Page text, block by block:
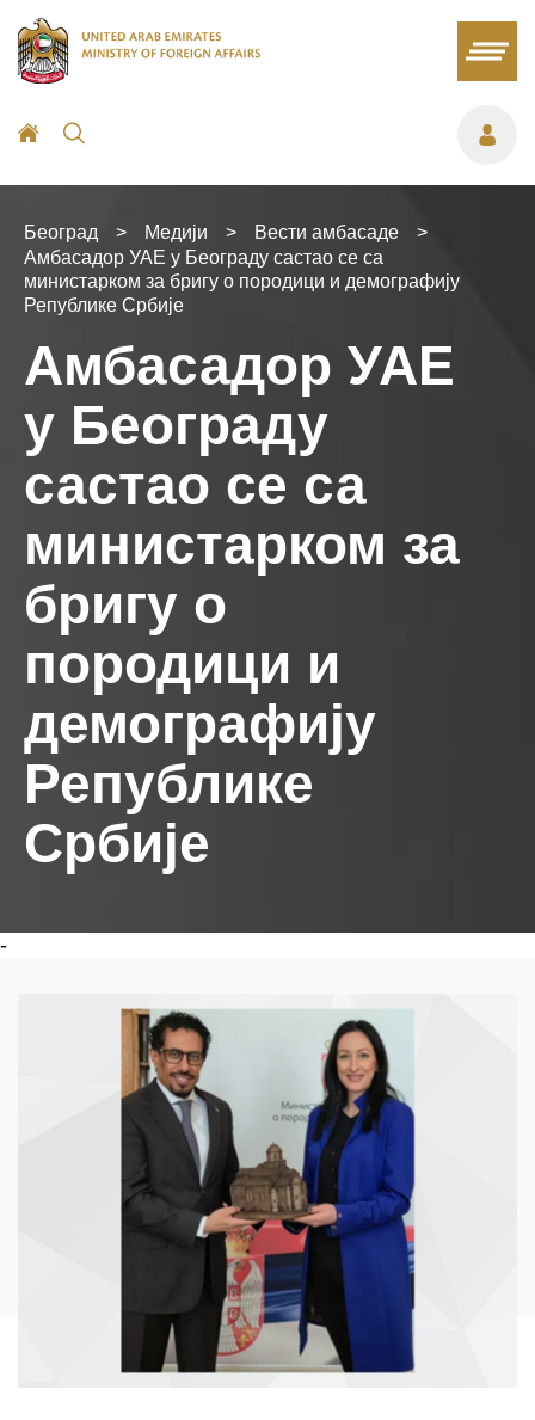
Београд > Медији > Вести амбасаде
>
Амбасадор УАЕ у Београду састао се са
министарком за бригу о породици и демографију
Републике Србије
Амбасадор УАЕ
у Београду
састао се са
министарком за
бригу о
породици и
демографију
Републике
Србије
-